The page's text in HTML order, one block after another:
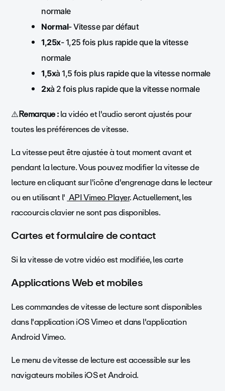
normale
Normal- Vitesse par défaut
1,25x- 1,25 fois plus rapide que la vitesse
normale
1,5xà 1,5 fois plus rapide que la vitesse normale
2xà 2 fois plus rapide que la vitesse normale
⚠️Remarque :la vidéo et l'audio seront ajustés pour
toutes les préférences de vitesse.
La vitesse peut être ajustée à tout moment avant et
pendant la lecture. Vous pouvez modifier la vitesse de
lecture en cliquant sur l'icône d'engrenage dans le lecteur
ou en utilisant l'API Vimeo Player. Actuellement, les
raccourcis clavier ne sont pas disponibles.
Cartes et formulaire de contact
Si la vitesse de votre vidéo est modifiée, les carte
Applications Web et mobiles
Les commandes de vitesse de lecture sont disponibles
dans l'application iOS Vimeo et dans l'application
Android Vimeo.
Le menu de vitesse de lecture est accessible sur les
navigateurs mobiles iOS et Android.